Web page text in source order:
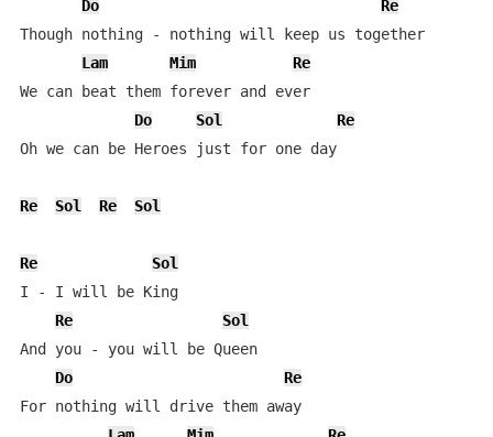
Do
Re
Though nothing - nothing will keep us together
Lam
Mim
Re
We can beat them forever and ever
Do
Sol
Re
Oh we can be Heroes just for one day
Re Sol Re Sol
Re
Sol
I - I will be King
Re
Sol
And you - you will be Queen
Do
Re
For nothing will drive them away